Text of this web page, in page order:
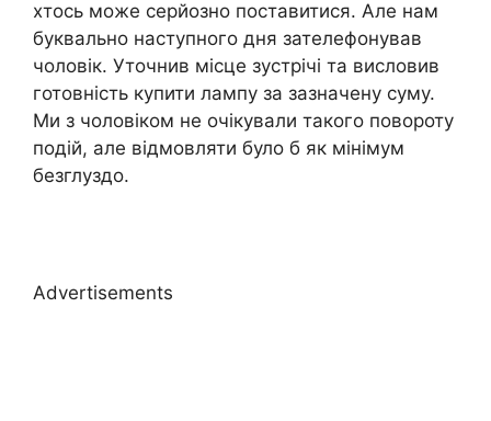
хтось може серйозно поставитися. Але нам
буквально наступного дня зателефонував
чоловік. Уточнив місце зустрічі та висловив
готовність купити лампу за зазначену суму.
Ми з чоловіком не очікували такого повороту
подій, але відмовляти було б як мінімум
безглуздо.
Advertisements